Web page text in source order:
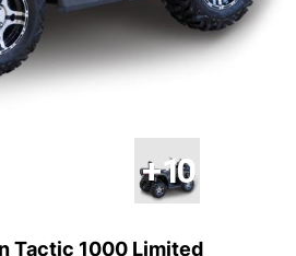
Tactic 1000 Limited